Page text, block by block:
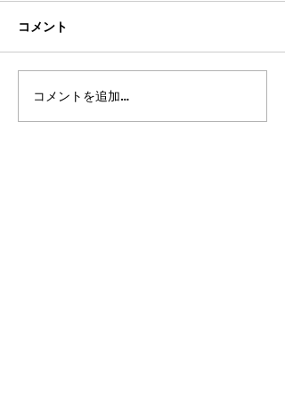
2026年8月・9月スケジュ
ール
コメント
コメントを追加…